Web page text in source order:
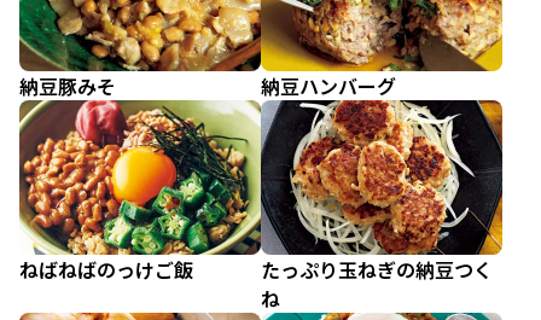
納豆豚みそ 納豆ハンバーグ
ねばねばのっけご飯
たっぷり玉ねぎの納豆つく
ね